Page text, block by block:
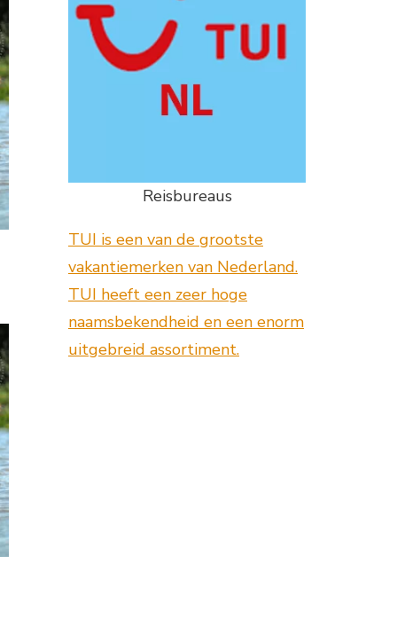
Reisbureaus
TUI is een van de grootste
vakantiemerken van Nederland.
TUI heeft een zeer hoge
naamsbekendheid en een enorm
uitgebreid assortiment.